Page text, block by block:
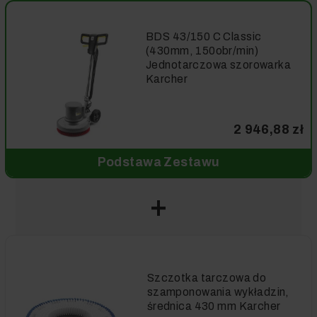
BDS 43/150 C Classic
(430mm, 150obr/min)
Jednotarczowa szorowarka
Karcher
2 946,88 zł
Podstawa Zestawu
Szczotka tarczowa do
szamponowania wykładzin,
średnica 430 mm Karcher